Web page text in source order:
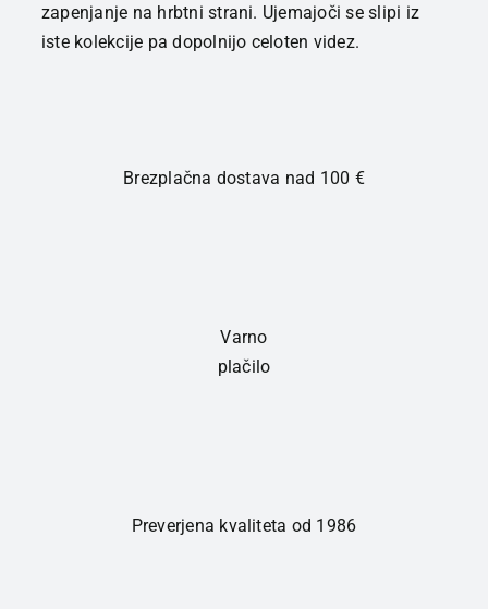
zapenjanje na hrbtni strani. Ujemajoči se slipi iz
iste kolekcije pa dopolnijo celoten videz.
Brezplačna dostava nad 100 €
Varno
plačilo
Preverjena kvaliteta od 1986